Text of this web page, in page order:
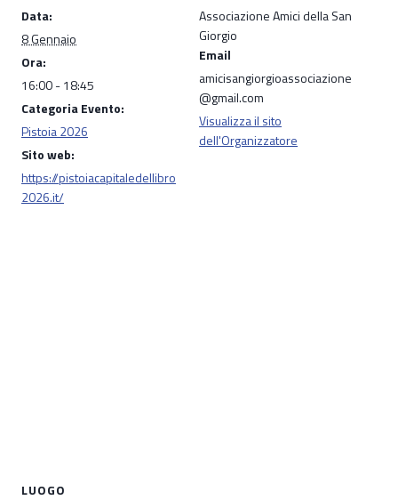
Data:
8 Gennaio
Ora:
16:00 - 18:45
Categoria Evento:
Pistoia 2026
Sito web:
https://pistoiacapitaledellibro
2026.it/
Associazione Amici della San
Giorgio
Email
amicisangiorgioassociazione
@gmail.com
Visualizza il sito
dell'Organizzatore
LUOGO